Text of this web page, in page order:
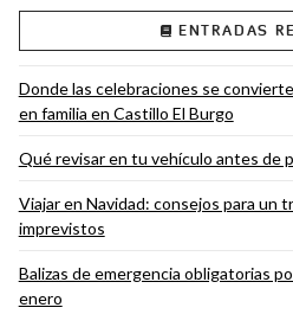
ENTRADAS
Donde las celebraciones se
en familia en Castillo El Burgo
Qué revisar en tu vehículo antes de
Viajar en Navidad: consejos para un
imprevistos
Balizas de emergencia obligatorias
enero